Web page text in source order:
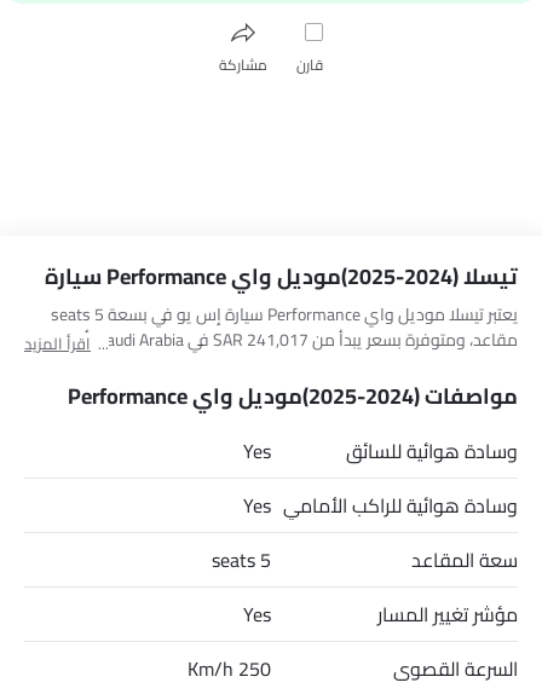
قارن مشاركة
تيسلا (2024-2025)موديل واي Performance سيارة
يعتبر تيسلا موديل واي Performance سيارة إس يو في بسعة 5 seats
مقاعد، ومتوفرة بسعر يبدأ من SAR 241,017 في Saudi Arabia. أهم
PLUS AWD, VF8 Plus و Blazer EV SS AWD Only.
اقرأ المزيد
مواصفات (2024-2025)موديل واي Performance
وسادة هوائية للسائق
Yes
وسادة هوائية للراكب الأمامي Yes
سعة المقاعد
5 seats
مؤشر تغيير المسار
Yes
السرعة القصوى
250 Km/h